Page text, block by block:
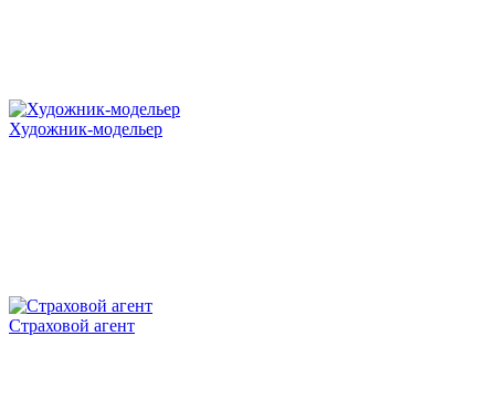
Художник-модельер
Страховой агент